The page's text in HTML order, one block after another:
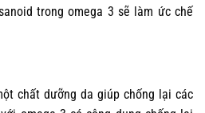
trong omega 3 sẽ làm ức chế
chất dưỡng da giúp chống lại các